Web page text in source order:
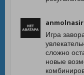
Игра
сложно
новые